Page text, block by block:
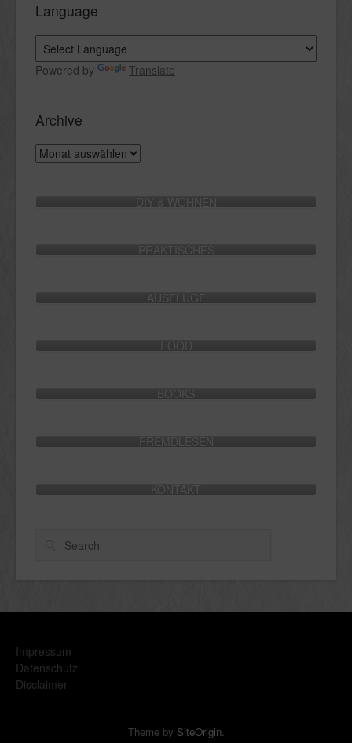
Language
Powered by Translate
Archive
Archive
DIY & WOHNEN
PRAKTISCHES
AUSFLÜGE
FOOD
BOOKS
FREMDLESEN
KONTAKT
Search
Impressum
Datenschutz
Disclaimer
Theme by SiteOrigin.